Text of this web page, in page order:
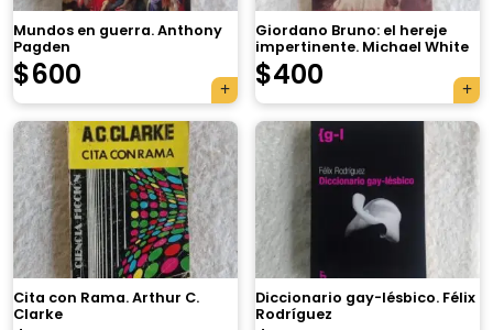
Mundos en guerra. Anthony
Pagden
$600
Giordano Bruno: el hereje
impertinente. Michael White
$400
Cita con Rama. Arthur C.
Clarke
Diccionario gay-lésbico. Félix
Rodríguez
×